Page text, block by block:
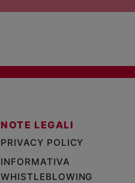
NOTE LEGALI
PRIVACY POLICY
INFORMATIVA
WHISTLEBLOWING